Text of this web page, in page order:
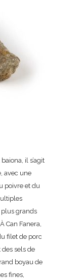
il s’agit
avec une
poivre et du
plus grands
Can Fanera,
filet de porc
sels de
boyau de
fines,